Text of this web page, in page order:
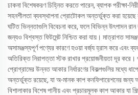
ঢাকনা বিশেষকরণ চিহ্নিত করতে পারেন, ব্যাপক পরীক্ষা-
সহনশীলতা ব্যবস্থাপনা প্রোটোকল অন্তর্ভুক্ত করা হয়েছে
ঘটিত ভিন্নতাগুলি বিবেচনা করে, ফলে বিভিন্ন উৎপাদন
জন্যও বিশ্বস্ত ফিটমেন্ট নিশ্চিত করা যায়। মাত্রাগত
অসামঞ্জস্যপূর্ণ পণ্যের কারণে হওয়া বর্জ্য হ্রাস করে এবং
অতিরিক্ত নিরাপত্তা স্টক রাখার প্রয়োজনীয়তা দূর করে।
প্রোগ্রামের উন্নত আকার নির্ধারণের বিকল্পগুলির মধ্যে
অন্তর্ভুক্ত রয়েছে, যা অ-মানক কাপ কনফিগারেশনের জন্য
বিশালাকার বিশেষ পানীয় এবং প্রচারমূলক কাপ আকার যা